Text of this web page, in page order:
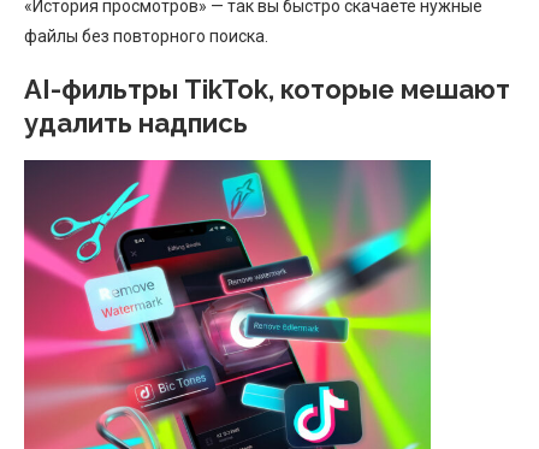
«История просмотров» — так вы быстро скачаете нужные
файлы без повторного поиска.
AI-фильтры TikTok, которые мешают
удалить надпись